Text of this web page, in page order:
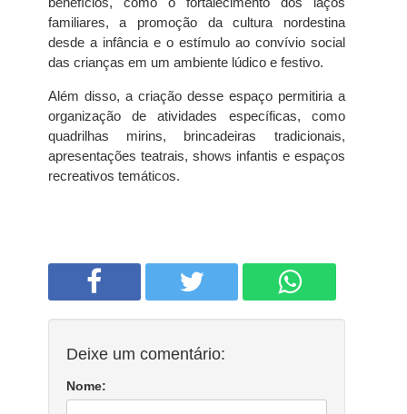
familiares, a promoção da cultura nordestina
desde a infância e o estímulo ao convívio social
das crianças em um ambiente lúdico e festivo.
Além disso, a criação desse espaço permitiria a
organização de atividades específicas, como
quadrilhas mirins, brincadeiras tradicionais,
apresentações teatrais, shows infantis e espaços
recreativos temáticos.
Deixe um comentário:
Nome: